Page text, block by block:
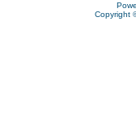
Copyright